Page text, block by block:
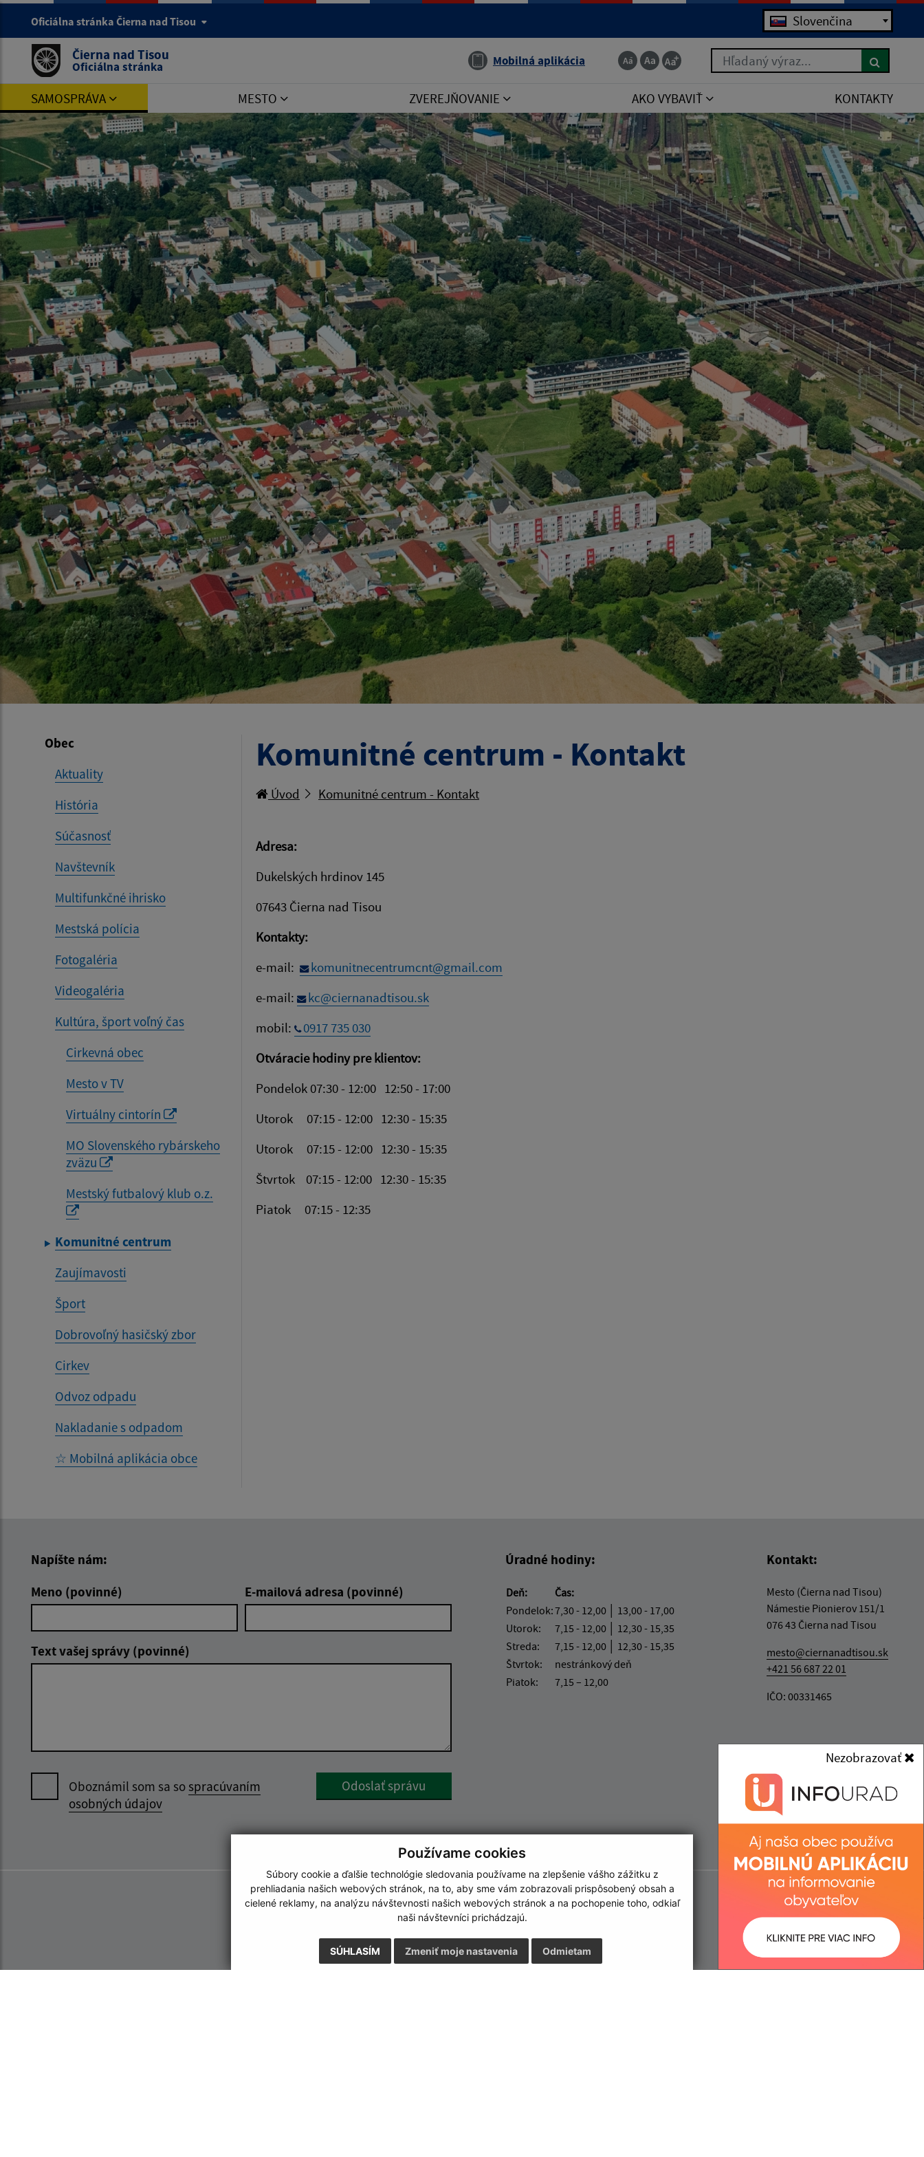
Používame cookies
Súbory cookie a ďalšie technológie sledovania používame na zlepšenie vášho zážitku z
prehliadania našich webových stránok, na to, aby sme vám zobrazovali prispôsobený obsah a
cielené reklamy, na analýzu návštevnosti našich webových stránok a na pochopenie toho, odkiaľ
naši návštevníci prichádzajú.
SÚHLASÍM Odmietam
Zmeniť moje nastavenia
Oficiálna stránka Čierna nad Tisou Slovenčina
Čierna nad Tisou
Oficiálna stránka Mobilná aplikácia Hľadaný výraz...
SAMOSPRÁVA MESTO ZVEREJŇOVANIE AKO VYBAVIŤ KONTAKTY
Obec
Aktuality
História
Súčasnosť
Navštevník
Multifunkčné ihrisko
Mestská polícia
Fotogaléria
Videogaléria
Kultúra, šport voľný čas
Cirkevná obec
Mesto v TV
Virtuálny cintorín
MO Slovenského rybárskeho
zväzu
Mestský futbalový klub o.z.
Komunitné centrum
Zaujímavosti
Šport
Dobrovoľný hasičský zbor
Cirkev
Odvoz odpadu
Nakladanie s odpadom
☆ Mobilná aplikácia obce
Komunitné centrum - Kontakt
Úvod Komunitné centrum - Kontakt
Adresa:
Dukelských hrdinov 145
07643 Čierna nad Tisou
Kontakty:
e-mail:
komunitnecentrumcnt@gmail.com
e-mail:
kc@ciernanadtisou.sk
mobil:
0917 735 030
Otváracie hodiny pre klientov:
Pondelok 07:30 - 12:00 12:50 - 17:00
Utorok 07:15 - 12:00 12:30 - 15:35
Utorok 07:15 - 12:00 12:30 - 15:35
Štvrtok 07:15 - 12:00 12:30 - 15:35
Piatok 07:15 - 12:35
Napíšte nám:
Meno (povinné)
E-mailová adresa (povinné)
Text vašej správy (povinné)
Oboznámil som sa sospracúvaním
osobných údajov
Odoslať správu
Úradné hodiny:
Deň:
Čas:
Pondelok:7,30 - 12,00 │ 13,00 - 17,00
Utorok:
7,15 - 12,00 │ 12,30 - 15,35
Streda:
7,15 - 12,00 │ 12,30 - 15,35
Štvrtok:
nestránkový deň
Piatok:
7,15 – 12,00
Kontakt:
Mesto (Čierna nad Tisou)
Námestie Pionierov 151/1
076 43 Čierna nad Tisou
mesto@ciernanadtisou.sk
+421 56 687 22 01
IČO: 00331465
Nezobrazovať